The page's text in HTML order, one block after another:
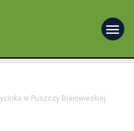
menu
w Puszczy Białowieskiej